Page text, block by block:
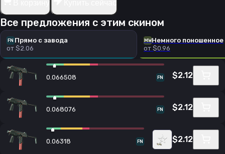
Все предложения с этим скином
FN Прямо с завода
от $2.06
MWНемного поношенное
от $0.96
0.066508 FN $2.12
0.068076 FN $2.12
0.06318 FN $2.12